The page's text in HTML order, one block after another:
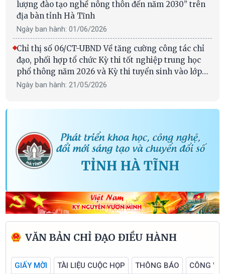
4 điểm mới trong dự thảo Luật An toàn thực phẩm sửa đổi
đáng chú ý
lượng đào tạo nghề nông thôn đến năm 2030” trên
địa bàn tỉnh Hà Tĩnh
Ngày ban hành: 01/06/2026
Chỉ thị số 06/CT-UBND Về tăng cường công tác chỉ
đạo, phối hợp tổ chức Kỳ thi tốt nghiệp trung học
phổ thông năm 2026 và Kỳ thi tuyển sinh vào lớp
10 trung học phổ thông năm học 2026 - 2027
Ngày ban hành: 21/05/2026
VĂN BẢN CHỈ ĐẠO ĐIỀU HÀNH
GIẤY MỜI TÀI LIỆU CUỘC HỌP THÔNG BÁO CÔNG